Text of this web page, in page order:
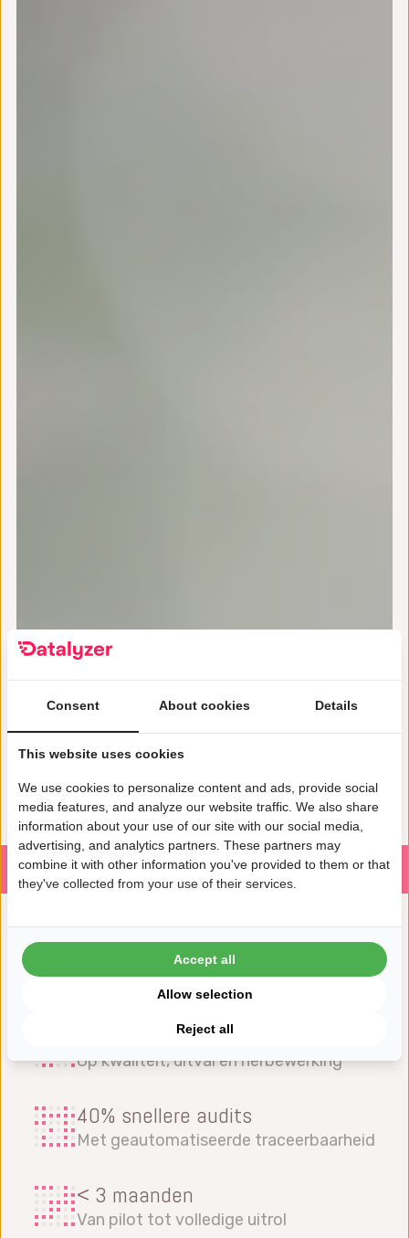
Uitdaging Aanpak Resultaat Getuigenis
50+ landen
Wereldwijd gebruik, lokale impact
12-25% kostenbesparing
Op kwaliteit, uitval en herbewerking
40% snellere audits
Met geautomatiseerde traceerbaarheid
< 3 maanden
Van pilot tot volledige uitrol
Consent About cookies Details
This website uses cookies
We use cookies to personalize content and ads, provide social
media features, and analyze our website traffic. We also share
information about your use of our site with our social media,
advertising, and analytics partners. These partners may
combine it with other information you've provided to them or that
they've collected from your use of their services.
Reject all
Allow selection
Accept all